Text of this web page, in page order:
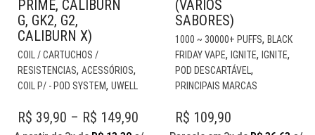
PRIME, CALIBURN
G, GK2, G2,
CALIBURN X)
COIL / CARTUCHOS /
RESISTENCIAS, ACESSÓRIOS,
COIL P/ - POD SYSTEM, UWELL
PRODUTO
VARIANTES.
R$ 39,90 – R$ 149,90
(VÁRIOS
SABORES)
1000 ~ 30000+ PUFFS, BLACK
FRIDAY VAPE, IGNITE, IGNITE,
POD DESCARTÁVEL,
PRINCIPAIS MARCAS
R$ 109,90